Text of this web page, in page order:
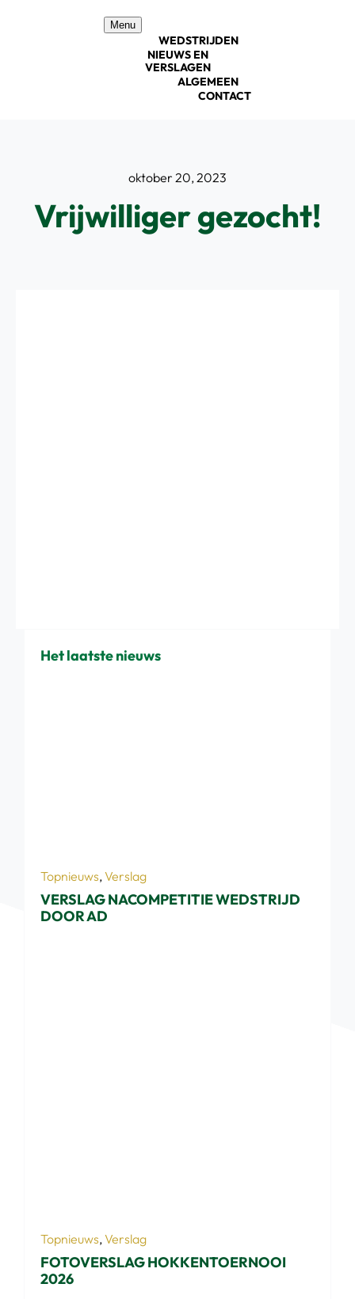
Menu
WEDSTRIJDEN
NIEUWS EN
VERSLAGEN
ALGEMEEN
CONTACT
oktober 20, 2023
Vrijwilliger gezocht!
Het laatste nieuws
Topnieuws,Verslag
VERSLAG NACOMPETITIE WEDSTRIJD
DOOR AD
Topnieuws,Verslag
FOTOVERSLAG HOKKENTOERNOOI
2026